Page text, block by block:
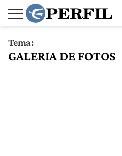
Tema:
GALERIA DE FOTOS